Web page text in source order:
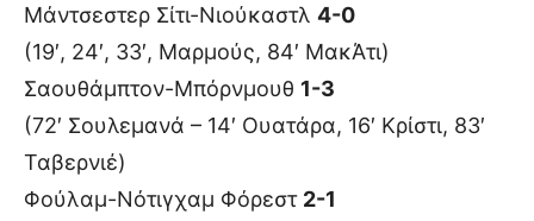
Μάντσεστερ Σίτι-Νιούκαστλ 4-0
(19′, 24′, 33′, Μαρμούς, 84′ ΜακΆτι)
Σαουθάμπτον-Μπόρνμουθ 1-3
(72′ Σουλεμανά – 14′ Ουατάρα, 16′ Κρίστι, 83′
Ταβερνιέ)
Φούλαμ-Νότιγχαμ Φόρεστ 2-1